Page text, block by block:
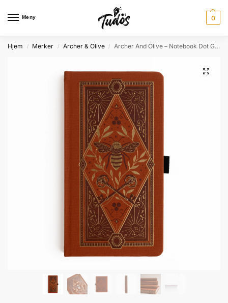
Meny 0
Hjem / Merker / Archer & Olive / Archer And Olive – Notebook Dot Grid – TN402 – Keeper of Bees – TN